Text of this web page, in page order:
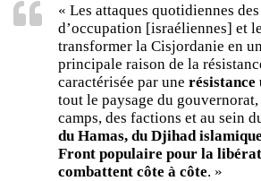
« Les attaques quotidiennes
d’occupation [israéliennes] et
transformer la Cisjordanie en
principale raison de la
caractérisée par une résistance
tout le paysage du
camps, des factions et au sein
du Hamas, du Djihad
Front populaire pour la
combattent côte à côte. »